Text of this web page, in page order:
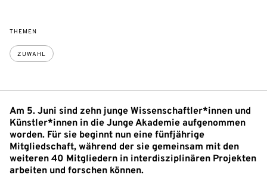
THEMEN
ZUWAHL
Am 5. Juni sind zehn junge Wissenschaftler*innen und
Künstler*innen in die Junge Akademie aufgenommen
worden. Für sie beginnt nun eine fünfjährige
Mitgliedschaft, während der sie gemeinsam mit den
weiteren 40 Mitgliedern in interdisziplinären Projekten
arbeiten und forschen können.